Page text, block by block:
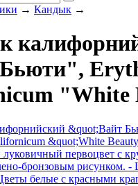
→ Кандык →
"White